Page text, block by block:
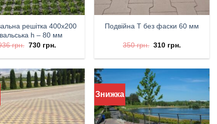
решітка 400х200
h – 80 мм
грн. 730 грн.
Подвійна Т без фаски 60 мм
350грн. 310 грн.
Знижка